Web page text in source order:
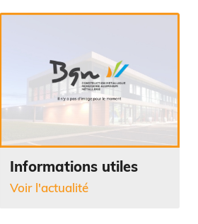
Informations utiles
Voir l'actualité